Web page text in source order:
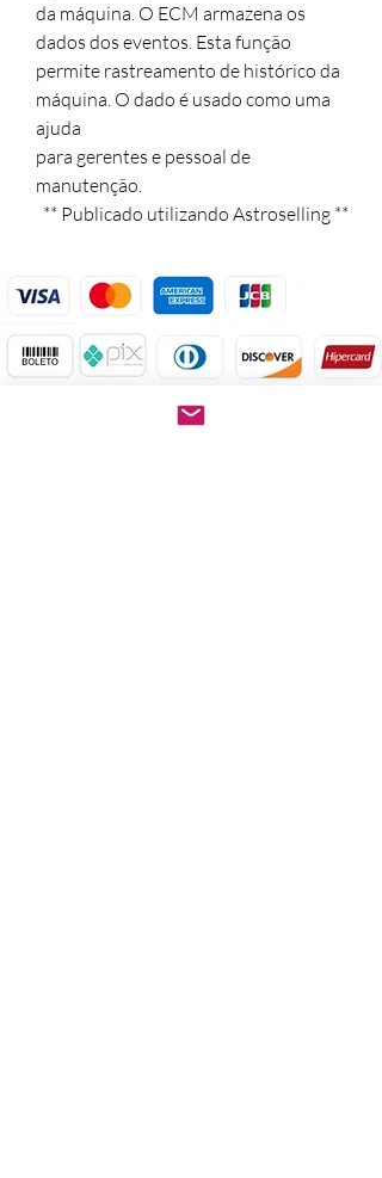
da máquina. O ECM armazena os
dados dos eventos. Esta função
permite rastreamento de histórico da
máquina. O dado é usado como uma
ajuda
para gerentes e pessoal de
manutenção.
** Publicado utilizando Astroselling **
Após a confirmação do